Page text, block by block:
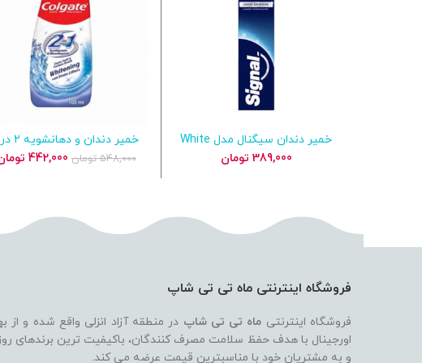
افزودن به سبد خرید خمیر دندان سیگنال مدل White
Now سفیدکننده فوری و جرم‌گیر
ملایم
389,000 تومان
افزودن به سبد خرید
کلگیت اصل مدل Whitening
548,000 تومان قیمت
442,000
فروشگاه اینترنتی ماه تی تی شاپ
فروشگاه اینترنتی ماه تی تی شاپ در منطقه آزاد انزلی واقع شده و از
اورجینال با هدف حفظ سلامت مصرف کنندگان، باکیفیت ترین برندهای
و به مشتریان خود با مناسبترین قیمت عرضه می کند.